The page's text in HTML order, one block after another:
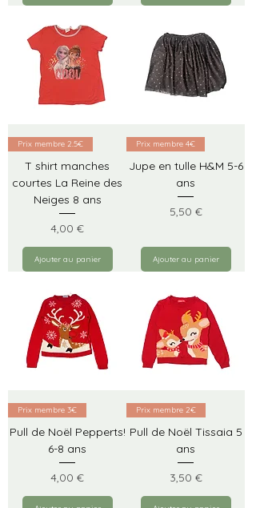
Prix membre 2.5€
T shirt manches
courtes La Reine des
Neiges 8 ans
Prix
4,00 €
Ajouter au panier
Prix membre 4€
Jupe en tulle H&M 5-6
ans
Prix
5,50 €
Ajouter au panier
Prix membre 3€
Pull de Noël Pepperts!
6-8 ans
Prix
4,00 €
Prix membre 2€
Pull de Noël Tissaia 5
ans
Prix
3,50 €